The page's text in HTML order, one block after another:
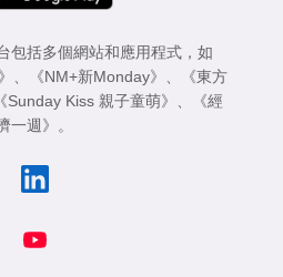
包括多個網站和應用程式，如
《NM+新Monday》
《東方
《Sunday Kiss 親子童萌》
《經
一週》
。